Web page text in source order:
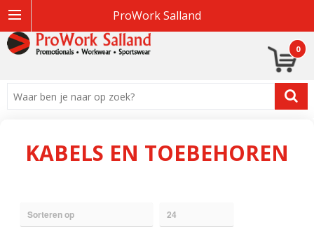
ProWork Salland
0
KABELS EN TOEBEHOREN